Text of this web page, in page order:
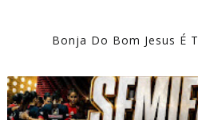
Bonja Do Bom Jesus É